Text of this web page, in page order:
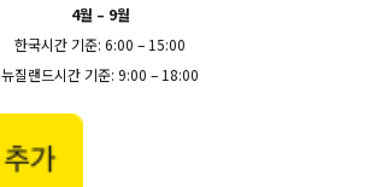
4월 – 9월
한국시간 기준: 6:00 – 15:00
뉴질랜드시간 기준: 9:00 – 18:00